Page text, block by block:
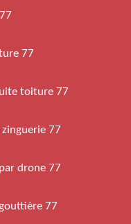
77
toiture 77
77
drone 77
77